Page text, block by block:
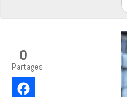
0
Partages